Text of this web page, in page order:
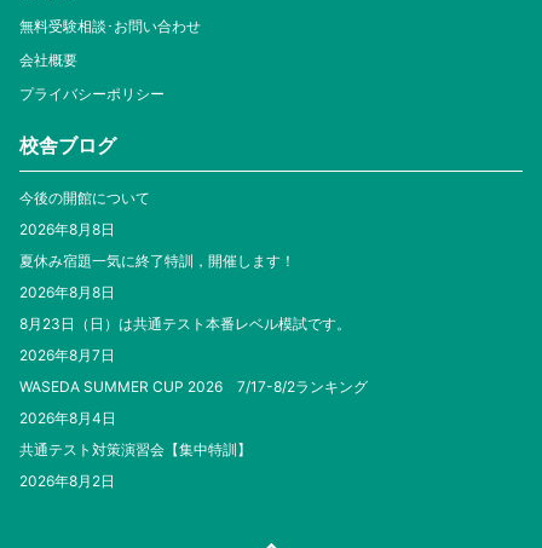
無料受験相談･お問い合わせ
会社概要
プライバシーポリシー
校舎ブログ
今後の開館について
2026年8月8日
夏休み宿題一気に終了特訓，開催します！
2026年8月8日
8月23日（日）は共通テスト本番レベル模試です。
2026年8月7日
WASEDA SUMMER CUP 2026 7/17-8/2ランキング
2026年8月4日
共通テスト対策演習会【集中特訓】
2026年8月2日